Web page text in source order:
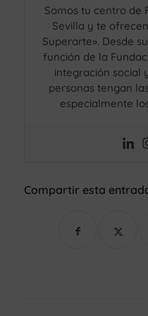
Somos tu centro de
Sevilla y te
Superarte». Desde
función de la
integración social
personas tengan
especialmente
Compartir esta